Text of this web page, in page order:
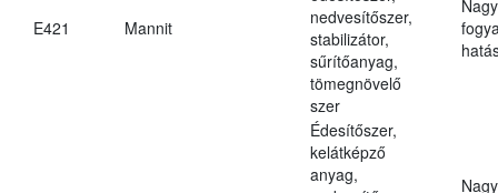
E421 Mannit
nedvesítőszer,
stabilizátor,
sűrítőanyag,
tömegnövelő
szer
Édesítőszer,
kelátképző
anyag,